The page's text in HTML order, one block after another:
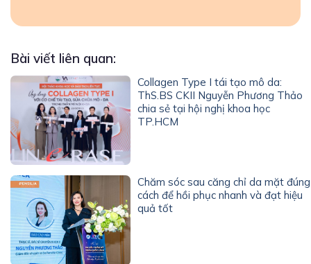
Bài viết liên quan:
Collagen Type I tái tạo mô da:
ThS.BS CKII Nguyễn Phương Thảo
chia sẻ tại hội nghị khoa học
TP.HCM
Chăm sóc sau căng chỉ da mặt đúng
cách để hồi phục nhanh và đạt hiệu
quả tốt